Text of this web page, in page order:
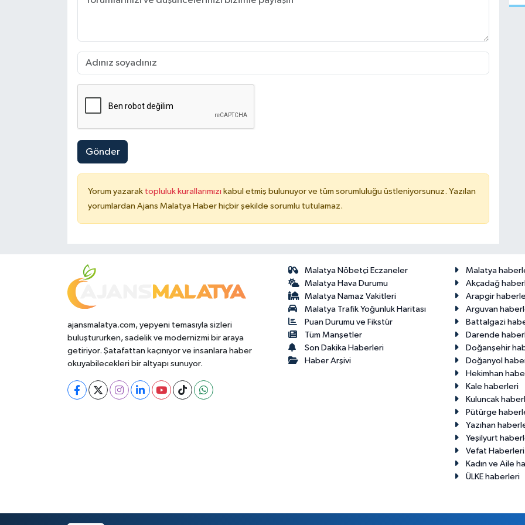
Gönder
Yorum yazarak topluluk kurallarımızı kabul etmiş bulunuyor ve tüm sorumluluğu üstleniyorsunuz. Yazılan
yorumlardan Ajans Malatya Haber hiçbir şekilde sorumlu tutulamaz.
ajansmalatya.com, yepyeni temasıyla sizleri
buluştururken, sadelik ve modernizmi bir araya
getiriyor. Şatafattan kaçınıyor ve insanlara haber
okuyabilecekleri bir altyapı sunuyor.
Malatya Nöbetçi Eczaneler
Malatya Hava Durumu
Malatya Namaz Vakitleri
Malatya Trafik Yoğunluk Haritası
Puan Durumu ve Fikstür
Tüm Manşetler
Son Dakika Haberleri
Haber Arşivi
Malatya
Akçadağ
Arapgir
Arguvan
Battalgazi
Darende
Doğanşehir
Doğanyol
Hekimhan
Kale haberleri
Kuluncak
Pütürge
Yazıhan
Yeşilyurt
Vefat Haberleri
Kadın ve Aile
ÜLKE haberleri